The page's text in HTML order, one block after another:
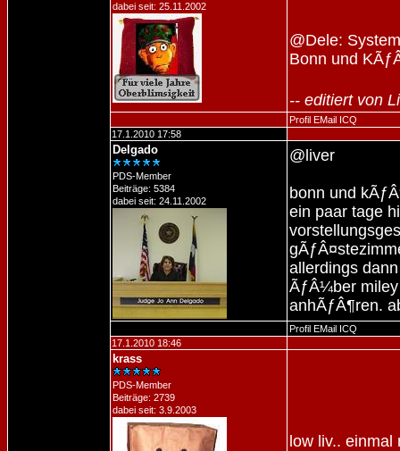
dabei seit: 25.11.2002
@Dele:
Bonn und
-- editiert von
Profil EMail ICQ
17.1.2010 17:58
Delgado
PDS-Member
Beiträge: 5384
dabei seit: 24.11.2002
@liver
bonn und
ein paar tage
allerdings
ÃƒÂ¼ber
anhÃƒÂ¶ren.
Profil EMail ICQ
17.1.2010 18:46
krass
PDS-Member
Beiträge: 2739
dabei seit: 3.9.2003
low liv.. einmal